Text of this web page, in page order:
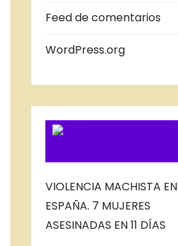
B
O
G
Feed de comentarios
WordPress.org
VIOLENCIA MACHISTA EN
ESPAÑA. 7 MUJERES
ASESINADAS EN 11 DÍAS